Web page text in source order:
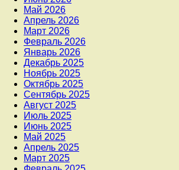
Май 2026
Апрель 2026
Март 2026
Февраль 2026
Январь 2026
Декабрь 2025
Ноябрь 2025
Октябрь 2025
Сентябрь 2025
Август 2025
Июль 2025
Июнь 2025
Май 2025
Апрель 2025
Март 2025